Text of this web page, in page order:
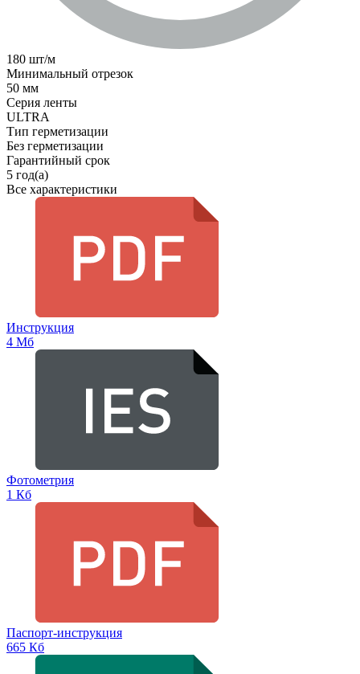
180 шт/м
Минимальный отрезок
50 мм
Серия ленты
ULTRA
Тип герметизации
Без герметизации
Гарантийный срок
5 год(а)
Все характеристики
Инструкция
4 Мб
Фотометрия
1 Кб
Паспорт-инструкция
665 Кб